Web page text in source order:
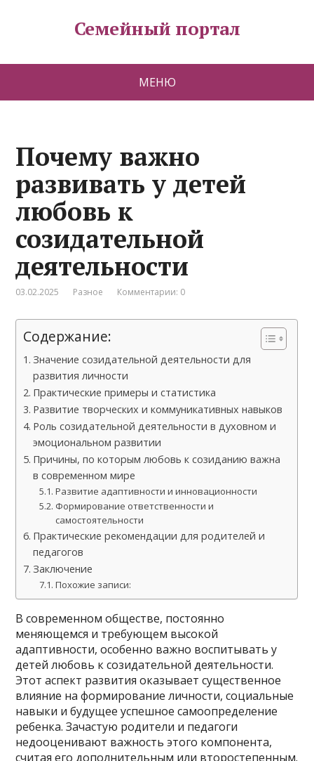
Семейный портал
МЕНЮ
Почему важно
развивать у детей
любовь к
созидательной
деятельности
03.02.2025 Разное Комментарии: 0
Содержание:
Значение созидательной деятельности для
развития личности
Практические примеры и статистика
Развитие творческих и коммуникативных навыков
Роль созидательной деятельности в духовном и
эмоциональном развитии
Причины, по которым любовь к созиданию важна
в современном мире
Развитие адаптивности и инновационности
Формирование ответственности и
самостоятельности
Практические рекомендации для родителей и
педагогов
Заключение
Похожие записи:
В современном обществе, постоянно
меняющемся и требующем высокой
адаптивности, особенно важно воспитывать у
детей любовь к созидательной деятельности.
Этот аспект развития оказывает существенное
влияние на формирование личности, социальные
навыки и будущее успешное самоопределение
ребенка. Зачастую родители и педагоги
недооценивают важность этого компонента,
считая его дополнительным или второстепенным.